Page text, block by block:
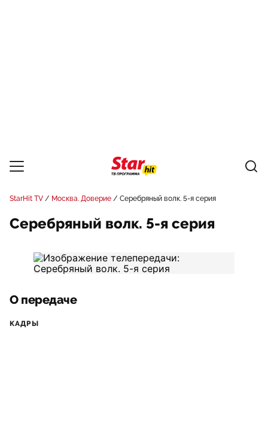
StarHit TV Москва. Доверие Серебряный волк. 5-я серия
Серебряный волк. 5-я серия
О передаче
КАДРЫ